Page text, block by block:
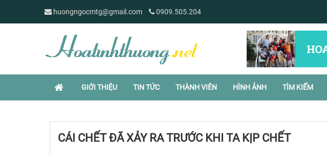
huongngocmtg@gmail.com 0909.505.204
GIỚI THIỆU TIN TỨC THÀNH VIÊN HÌNH ẢNH TÌM KIẾM
CÁI CHẾT ĐÃ XẢY RA TRƯỚC KHI TA KỊP CHẾT